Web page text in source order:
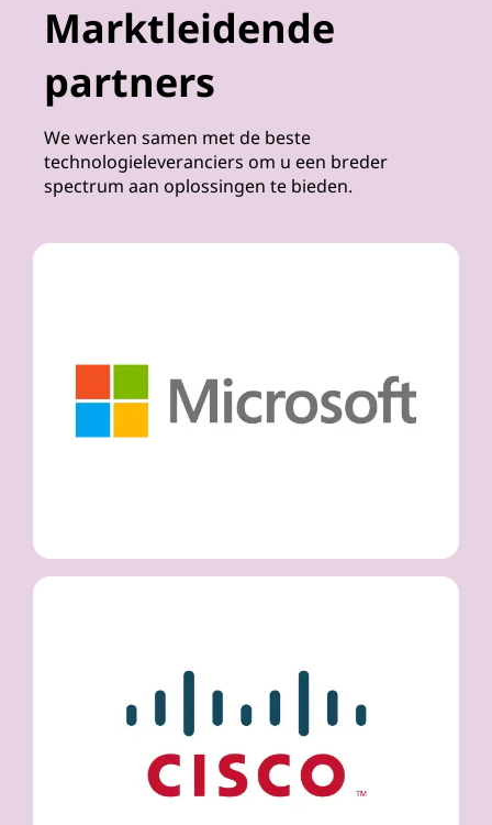
Marktleidende
partners
We werken samen met de beste
technologieleveranciers om u een breder
spectrum aan oplossingen te bieden.